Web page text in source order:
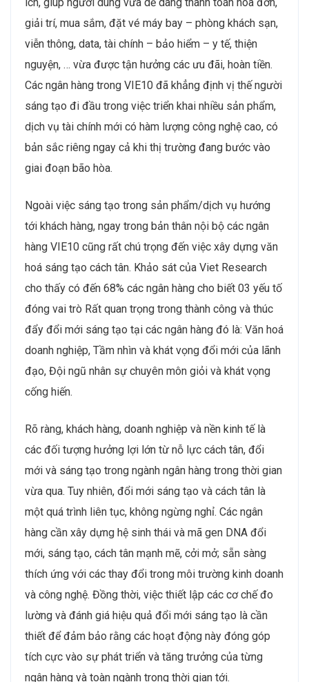
giải trí, mua sắm, đặt vé máy bay – phòng khách sạn,
viễn thông, data, tài chính – bảo hiểm – y tế, thiện
nguyện, … vừa được tận hưởng các ưu đãi, hoàn tiền.
Các ngân hàng trong VIE10 đã khẳng định vị thế người
sáng tạo đi đầu trong việc triển khai nhiều sản phẩm,
dịch vụ tài chính mới có hàm lượng công nghệ cao, có
bản sắc riêng ngay cả khi thị trường đang bước vào
giai đoạn bão hòa.
Ngoài việc sáng tạo trong sản phẩm/dịch vụ hướng
tới khách hàng, ngay trong bản thân nội bộ các ngân
hàng VIE10 cũng rất chú trọng đến việc xây dựng văn
hoá sáng tạo cách tân. Khảo sát của Viet Research
cho thấy có đến 68% các ngân hàng cho biết 03 yếu tố
đóng vai trò Rất quan trọng trong thành công và thúc
đẩy đổi mới sáng tạo tại các ngân hàng đó là: Văn hoá
doanh nghiệp, Tầm nhìn và khát vọng đổi mới của lãnh
đạo, Đội ngũ nhân sự chuyên môn giỏi và khát vọng
cống hiến.
Rõ ràng, khách hàng, doanh nghiệp và nền kinh tế là
các đối tượng hưởng lợi lớn từ nỗ lực cách tân, đổi
mới và sáng tạo trong ngành ngân hàng trong thời gian
vừa qua. Tuy nhiên, đổi mới sáng tạo và cách tân là
một quá trình liên tục, không ngừng nghỉ. Các ngân
hàng cần xây dựng hệ sinh thái và mã gen DNA đổi
mới, sáng tạo, cách tân mạnh mẽ, cởi mở; sẵn sàng
thích ứng với các thay đổi trong môi trường kinh doanh
và công nghệ. Đồng thời, việc thiết lập các cơ chế đo
lường và đánh giá hiệu quả đổi mới sáng tạo là cần
thiết để đảm bảo rằng các hoạt động này đóng góp
tích cực vào sự phát triển và tăng trưởng của từng
ngân hàng và toàn ngành trong thời gian tới.